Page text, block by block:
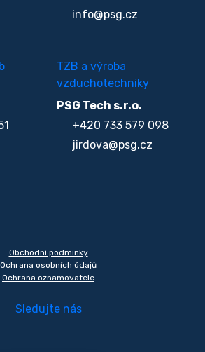
info@psg.cz
TZB a výroba
vzduchotechniky
PSG Tech s.r.o.
+420 733 579 098
jirdova@psg.cz
Obchodní podmínky
Ochrana osobních údajů
Ochrana oznamovatele
Sledujte nás